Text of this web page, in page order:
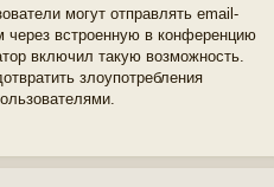
могут отправлять email-
через встроенную в конференцию
включил такую возможность.
злоупотребления